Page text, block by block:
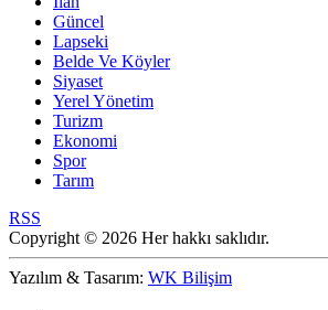
Güncel
Lapseki
Belde Ve Köyler
Siyaset
Yerel Yönetim
Turizm
Ekonomi
Spor
Tarım
RSS
Copyright © 2026 Her hakkı saklıdır.
Yazılım & Tasarım: WK Bilişim